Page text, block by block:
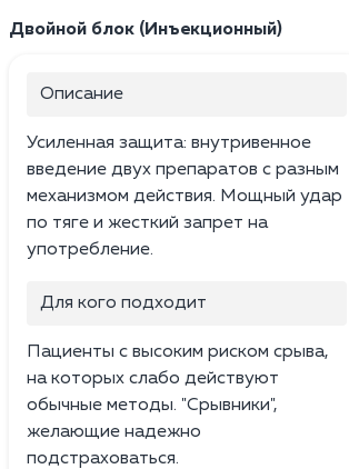
Двойной блок (Инъекционный)
Описание
Усиленная защита: внутривенное
введение двух препаратов с разным
механизмом действия. Мощный удар
по тяге и жесткий запрет на
употребление.
Для кого подходит
Пациенты с высоким риском срыва,
на которых слабо действуют
обычные методы. "Срывники",
желающие надежно
подстраховаться.